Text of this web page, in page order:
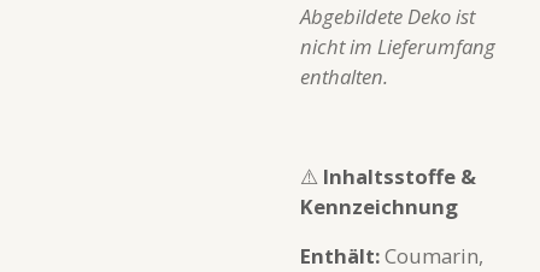
Abgebildete Deko ist
nicht im Lieferumfang
enthalten.
⚠️ Inhaltsstoffe &
Kennzeichnung
Enthält:Coumarin,